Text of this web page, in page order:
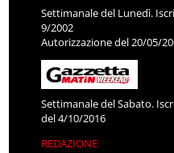
Settimanale del Lunedì.
9/2002
Autorizzazione del 20/05/
Settimanale del Sabato.
del 4/10/2016
REDAZIONE